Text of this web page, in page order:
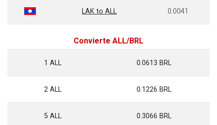
LAK to ALL 0.0041
Convierte ALL/BRL
1 ALL 0.0613 BRL
2 ALL 0.1226 BRL
5 ALL 0.3066 BRL